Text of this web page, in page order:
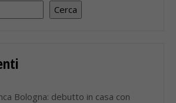
Cerca
Bologna: debutto in casa con